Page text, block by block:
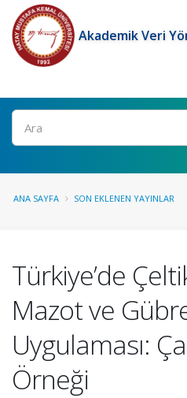
Akademik Veri
Ara
ANA SAYFA SON EKLENEN YAYINLAR
Türkiye’de
Mazot ve
Uygulaması:
Örneği